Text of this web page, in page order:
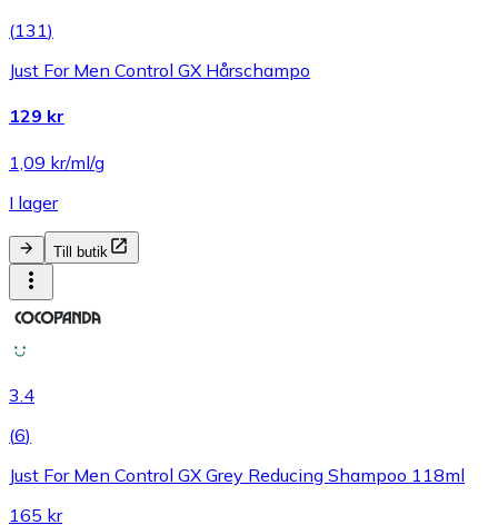
(131)
Just For Men Control GX Hårschampo
129 kr
1,09 kr/ml/g
I lager
Till butik
3.4
(6)
Just For Men Control GX Grey Reducing Shampoo 118ml
165 kr